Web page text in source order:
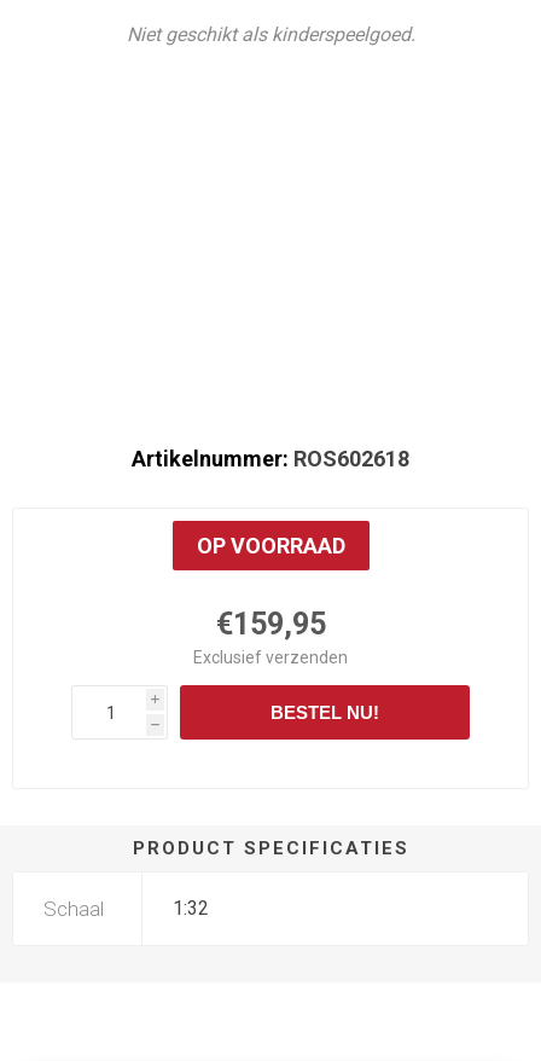
Niet geschikt als kinderspeelgoed.
Artikelnummer: ROS602618
OP VOORRAAD
€159,95
Exclusiefverzenden
i
h
BESTEL NU!
PRODUCT SPECIFICATIES
Schaal 1:32